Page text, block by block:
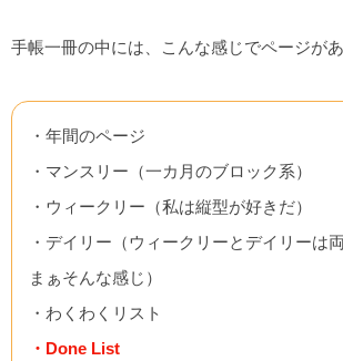
手帳一冊の中には、こんな感じでページがあ
・年間のページ
・マンスリー（一カ月のブロック系）
・ウィークリー（私は縦型が好きだ）
・デイリー（ウィークリーとデイリーは
まぁそんな感じ）
・わくわくリスト
・Done List